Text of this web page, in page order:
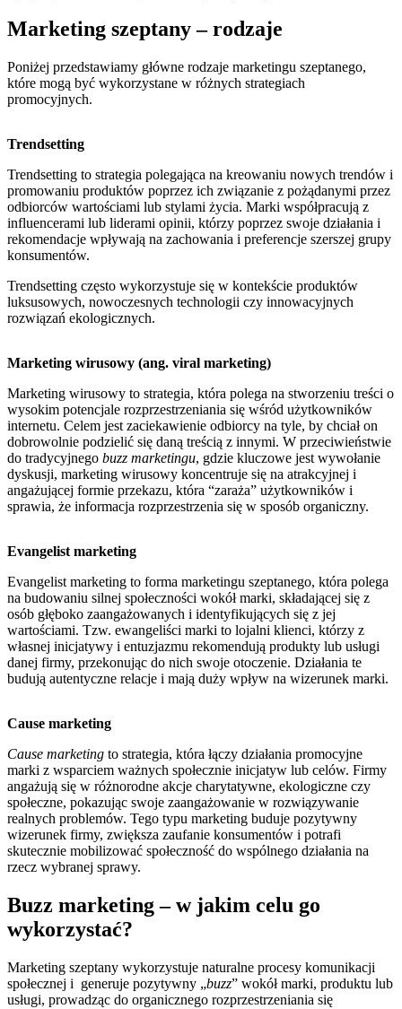
Marketing szeptany – rodzaje
Poniżej przedstawiamy główne rodzaje marketingu szeptanego,
które mogą być wykorzystane w różnych strategiach
promocyjnych.
Trendsetting
Trendsetting to strategia polegająca na kreowaniu nowych trendów i
promowaniu produktów poprzez ich związanie z pożądanymi przez
odbiorców wartościami lub stylami życia. Marki współpracują z
influencerami lub liderami opinii, którzy poprzez swoje działania i
rekomendacje wpływają na zachowania i preferencje szerszej grupy
konsumentów.
Trendsetting często wykorzystuje się w kontekście produktów
luksusowych, nowoczesnych technologii czy innowacyjnych
rozwiązań ekologicznych.
Marketing wirusowy (ang. viral marketing)
Marketing wirusowy to strategia, która polega na stworzeniu treści o
wysokim potencjale rozprzestrzeniania się wśród użytkowników
internetu. Celem jest zaciekawienie odbiorcy na tyle, by chciał on
dobrowolnie podzielić się daną treścią z innymi. W przeciwieństwie
do tradycyjnego buzz marketingu, gdzie kluczowe jest wywołanie
dyskusji, marketing wirusowy koncentruje się na atrakcyjnej i
angażującej formie przekazu, która “zaraża” użytkowników i
sprawia, że informacja rozprzestrzenia się w sposób organiczny.
Evangelist marketing
Evangelist marketing to forma marketingu szeptanego, która polega
na budowaniu silnej społeczności wokół marki, składającej się z
osób głęboko zaangażowanych i identyfikujących się z jej
wartościami. Tzw. ewangeliści marki to lojalni klienci, którzy z
własnej inicjatywy i entuzjazmu rekomendują produkty lub usługi
danej firmy, przekonując do nich swoje otoczenie. Działania te
budują autentyczne relacje i mają duży wpływ na wizerunek marki.
Cause marketing
Cause marketing to strategia, która łączy działania promocyjne
marki z wsparciem ważnych społecznie inicjatyw lub celów. Firmy
angażują się w różnorodne akcje charytatywne, ekologiczne czy
społeczne, pokazując swoje zaangażowanie w rozwiązywanie
realnych problemów. Tego typu marketing buduje pozytywny
wizerunek firmy, zwiększa zaufanie konsumentów i potrafi
skutecznie mobilizować społeczność do wspólnego działania na
rzecz wybranej sprawy.
Buzz marketing – w jakim celu go
wykorzystać?
Marketing szeptany wykorzystuje naturalne procesy komunikacji
społecznej i generuje pozytywny „buzz” wokół marki, produktu lub
usługi, prowadząc do organicznego rozprzestrzeniania się